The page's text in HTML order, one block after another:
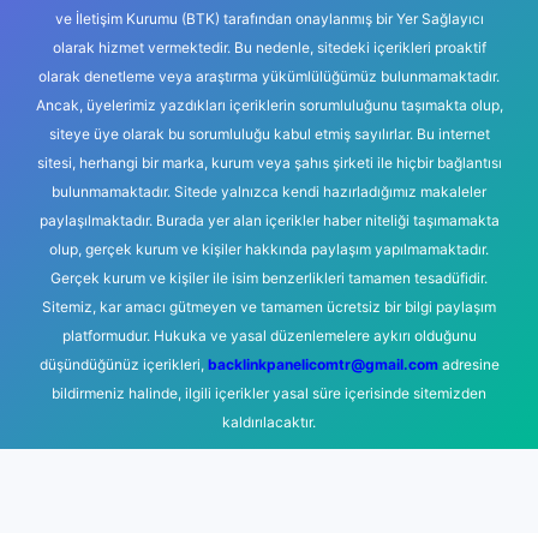
ve İletişim Kurumu (BTK) tarafından onaylanmış bir Yer Sağlayıcı
olarak hizmet vermektedir. Bu nedenle, sitedeki içerikleri proaktif
olarak denetleme veya araştırma yükümlülüğümüz bulunmamaktadır.
Ancak, üyelerimiz yazdıkları içeriklerin sorumluluğunu taşımakta olup,
siteye üye olarak bu sorumluluğu kabul etmiş sayılırlar. Bu internet
sitesi, herhangi bir marka, kurum veya şahıs şirketi ile hiçbir bağlantısı
bulunmamaktadır. Sitede yalnızca kendi hazırladığımız makaleler
paylaşılmaktadır. Burada yer alan içerikler haber niteliği taşımamakta
olup, gerçek kurum ve kişiler hakkında paylaşım yapılmamaktadır.
Gerçek kurum ve kişiler ile isim benzerlikleri tamamen tesadüfidir.
Sitemiz, kar amacı gütmeyen ve tamamen ücretsiz bir bilgi paylaşım
platformudur. Hukuka ve yasal düzenlemelere aykırı olduğunu
düşündüğünüz içerikleri, backlinkpanelicomtr@gmail.comadresine
bildirmeniz halinde, ilgili içerikler yasal süre içerisinde sitemizden
kaldırılacaktır.